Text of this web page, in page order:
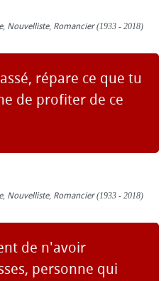
, Nouvelliste, Romancier(1933 - 2018)
répare ce que tu
de profiter de ce
, Nouvelliste, Romancier(1933 - 2018)
de n'avoir
personne qui